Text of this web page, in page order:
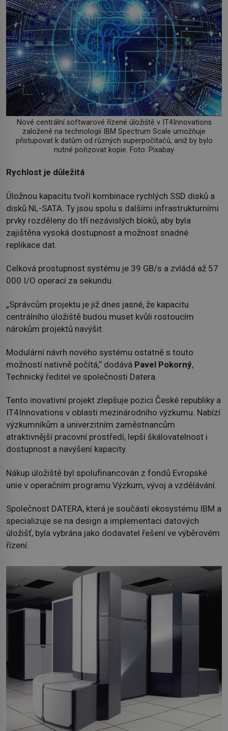
Nové centrální softwarové řízené úložiště v IT4Innovations
založené na technologii IBM Spectrum Scale umožňuje
přistupovat k datům od různých superpočítačů, aniž by bylo
nutné pořizovat kopie. Foto: Pixabay
Rychlost je důležitá
Úložnou kapacitu tvoří kombinace rychlých SSD disků a
disků NL-SATA. Ty jsou spolu s dalšími infrastrukturními
prvky rozděleny do tří nezávislých bloků, aby byla
zajištěna vysoká dostupnost a možnost snadné
replikace dat.
Celková prostupnost systému je 39 GB/s a zvládá až 57
000 I/O operací za sekundu.
„Správcům projektu je již dnes jasné, že kapacitu
centrálního úložiště budou muset kvůli rostoucím
nárokům projektů navýšit.
Modulární návrh nového systému ostatně s touto
možností nativně počítá,“ dodává Pavel Pokorný,
Technický ředitel ve společnosti Datera.
Tento inovativní projekt zlepšuje pozici České republiky a
IT4Innovations v oblasti mezinárodního výzkumu. Nabízí
výzkumníkům a univerzitním zaměstnancům
atraktivnější pracovní prostředí, lepší škálovatelnost i
dostupnost a navýšení kapacity.
Nákup úložiště byl spolufinancován z fondů Evropské
unie v operačním programu Výzkum, vývoj a vzdělávání.
Společnost DATERA, která je součástí ekosystému IBM a
specializuje se na design a implementaci datových
úložišť, byla vybrána jako dodavatel řešení ve výběrovém
řízení.